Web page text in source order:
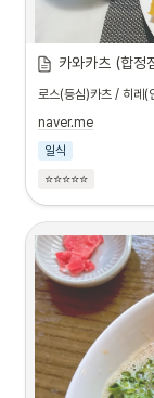
카와카츠 (합정
로스(등심)카츠 / 히레(
naver.me
일식
⭐⭐⭐⭐⭐